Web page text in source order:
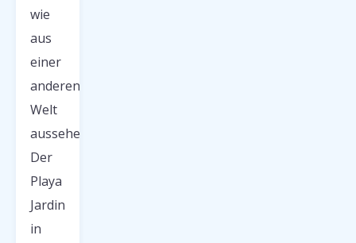
wie
aus
einer
anderen
Welt
aussehen.
Der
Playa
Jardin
in